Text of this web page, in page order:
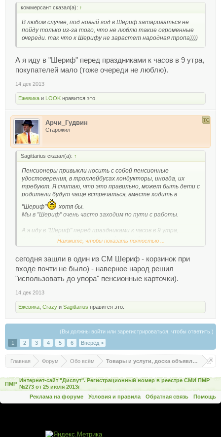
коммерсант сказал(а): ↑
В любом случае, под новый год в Шериф затариваться не
пойду только из-за того, что не люблю такие огроменные
очереди. так что к Шерифу не зарастет народная тропа))))
А я иду в "Шериф" перед праздниками к часов в 9 утра,
покупателей мало (тоже очереди не люблю).
14 дек 2013
Ежевика и LOOK нравится это.
Арчи_Гудвин
Старожил
Sagittarius сказал(а): ↑
Пенсионеры привыкли носить с собой пенсионные
удостоверения, в троллейбусах кондукторы, иногда, их
требуют. Я считаю, что это правильно, может быть дети с
родители будут чаще встречаться, вместе ходить в
"Шериф"
хотя бы.
Мы в "Шериф" очень часто заходим по пути с работы.
А я иду в "Шериф" перед праздниками к часов в 9 утра,
покупателей мало (тоже очереди не люблю).
Нажмите, чтобы показать полностью ...
сегодня зашли в один из СМ Шериф - корзинок при
входе почти не было) - наверное народ решил
"использовать до упора" пенсионные карточки).
14 дек 2013
Ежевика Crazy и Sagittarius нравится это.
(Вы должны войти или зарегистрироваться, чтобы ответить.)
1
2 3 4 5 6 Вперёд >
Главная Форум Обо всём Товары и услуги, доска объявлений
ПМР
Интернет-сайт "Диспут". Регистрационный номер в реестре СМИ ПМР
№273 от 25 июля 2013г
Реклама на форуме
Условия и правила Обратная связь Помощь